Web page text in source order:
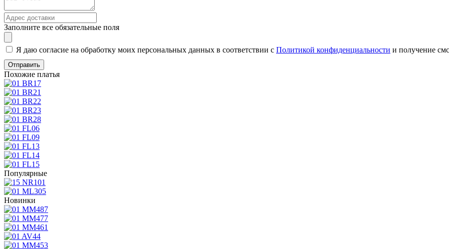
Заполните все обязательные поля
Я даю согласие на обработку моих персональных данных в соответствии с Политикой конфиденциальности и получение
Похожие платья
Популярные
Новинки